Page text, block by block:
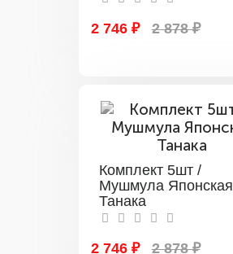
2 746 ₽ 2 878 ₽
Комплект 5шт /
Мушмула Японская
Танака
2 746 ₽ 2 878 ₽